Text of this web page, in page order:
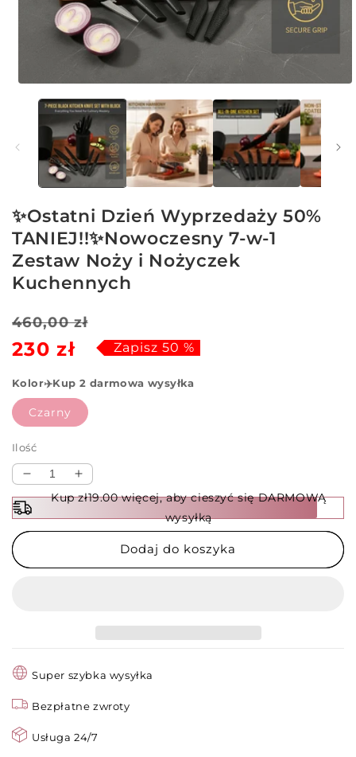
multimedia
modalnym
✨Ostatni Dzień Wyprzedaży 50%
TANIEJ!!✨Nowoczesny 7-w-1
Zestaw Noży i Nożyczek
Kuchennych
230 zł
Cena
regularna
460,00 zł
Cena
sprzedażyZapisz 50 %
Kolor✈️Kup 2 darmowa wysyłka
Czarny
Ilość
Zmniejsz
ilość
dla
✨Ostatni
Wyprzedaży
1
Zestaw
Noży
i
Nożyczek
Kuchennych
Zwiększ
ilość
✨Ostatni
Wyprzedaży
Zestaw
i
Nożyczek
Kuchennych
Kup zł19.00 więcej, aby cieszyć się DARMOWĄ
wysyłką
Dodaj do koszyka
Super szybka wysyłka
Bezpłatne zwroty
Usługa 24/7